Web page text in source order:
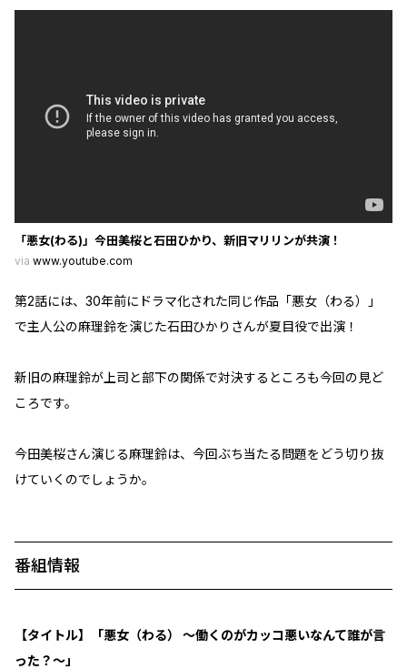
「悪女(わる)」今田美桜と石田ひかり、新旧マリリンが共演！
via www.youtube.com
第2話には、30年前にドラマ化された同じ作品「悪女（わる）」
で主人公の麻理鈴を演じた石田ひかりさんが夏目役で出演！
新旧の麻理鈴が上司と部下の関係で対決するところも今回の見ど
ころです。
今田美桜さん演じる麻理鈴は、今回ぶち当たる問題をどう切り抜
けていくのでしょうか。
番組情報
【タイトル】「悪女（わる） ～働くのがカッコ悪いなんて誰が言
った？～」